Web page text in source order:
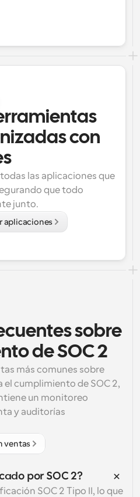
con
las aplicaciones que
que todo
junto.
aplicaciones
sobre
de SOC 2
más comunes sobre
cumplimiento de SOC 2,
un monitoreo
y auditorías
ventas
por SOC 2?
SOC 2 Tipo II, lo que